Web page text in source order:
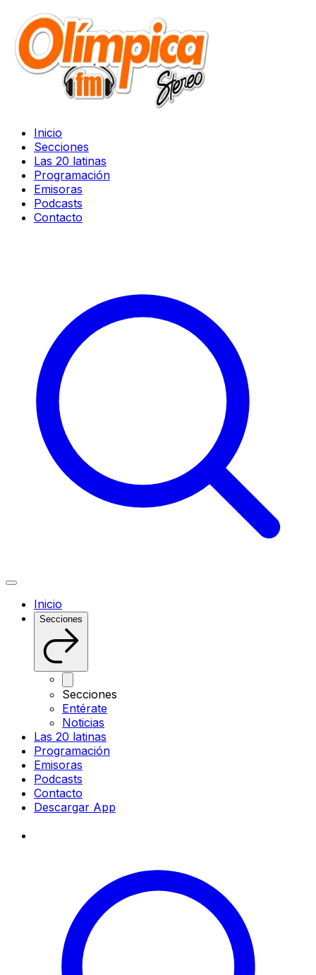
Inicio
Secciones
Las 20 latinas
Programación
Emisoras
Podcasts
Contacto
Inicio
Secciones
Secciones
Entérate
Noticias
Las 20 latinas
Programación
Emisoras
Podcasts
Contacto
Descargar App